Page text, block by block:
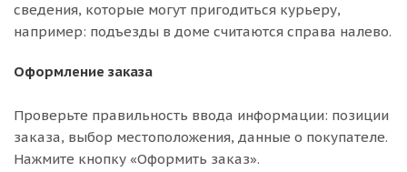
сведения, которые могут пригодиться курьеру,
например: подъезды в доме считаются справа налево.
Оформление заказа
Проверьте правильность ввода информации: позиции
заказа, выбор местоположения, данные о покупателе.
Нажмите кнопку «Оформить заказ».